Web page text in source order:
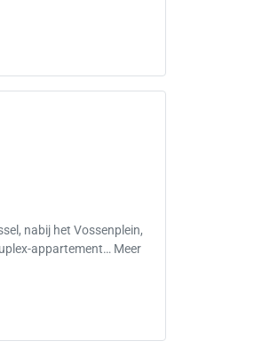
nabij het Vossenplein,
appartement… Meer